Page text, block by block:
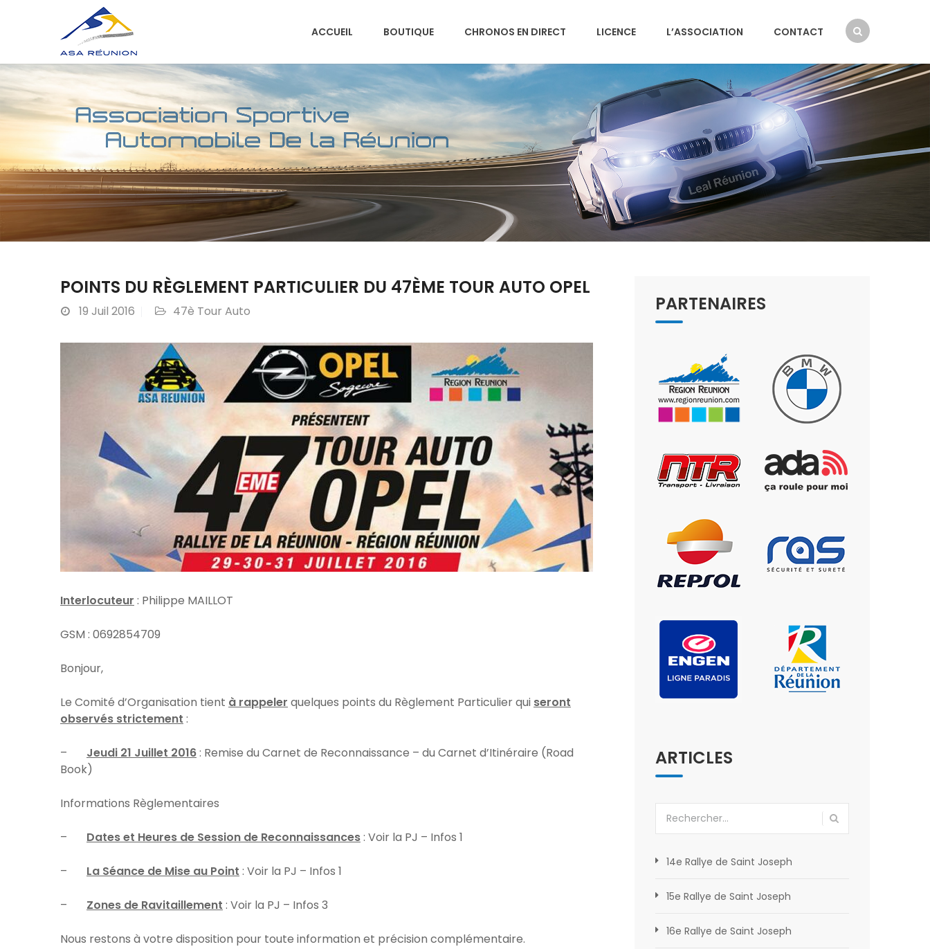
ACCUEIL BOUTIQUE CHRONOS EN DIRECT LICENCE L’ASSOCIATION CONTACT
POINTS DU RÈGLEMENT PARTICULIER DU 47ÈME TOUR AUTO OPEL
19 Juil 2016 47è Tour Auto
Interlocuteur : Philippe MAILLOT
GSM : 0692854709
Bonjour,
Le Comité d’Organisation tient à rappeler quelques points du Règlement Particulier qui seront
observés strictement :
– Jeudi 21 Juillet 2016: Remise du Carnet de Reconnaissance – du Carnet d’Itinéraire (Road
Book)
Informations Règlementaires
– Dates et Heures de Session de Reconnaissances: Voir la PJ – Infos 1
– La Séance de Mise au Point : Voir la PJ – Infos 1
– Zones de Ravitaillement : Voir la PJ – Infos 3
Nous restons à votre disposition pour toute information et précision complémentaire.
PARTENAIRES
ARTICLES
Rechercher :
14e Rallye de Saint Joseph
15e Rallye de Saint Joseph
16e Rallye de Saint Joseph